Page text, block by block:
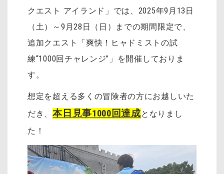
クエスト アイランド」では、2025年9月13日
（土）～9月28日（日）までの期間限定で、
追加クエスト「爽快！ヒャドミストの試
練“1000回チャレンジ”」を開催しておりま
す。
想定を超える多くの冒険者の方にお越しいた
だき、本日見事1000回達成となりまし
た！